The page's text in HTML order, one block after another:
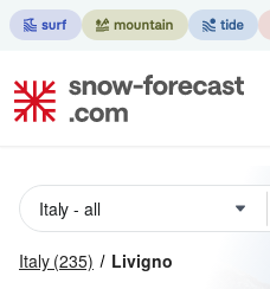
Italy (235) Livigno